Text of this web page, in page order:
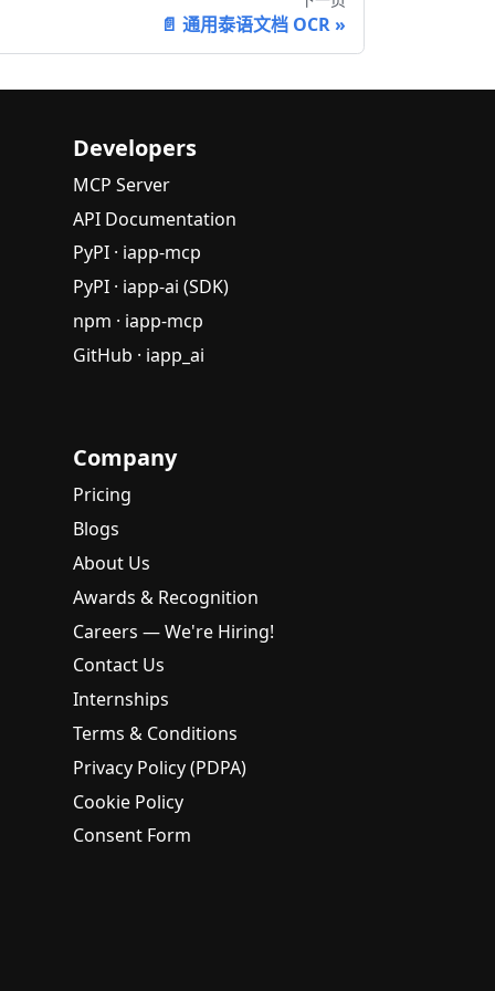
📄 通用泰语文档 OCR
Developers
MCP Server
API Documentation
PyPI · iapp-mcp
PyPI · iapp-ai (SDK)
npm · iapp-mcp
GitHub · iapp_ai
Company
Pricing
Blogs
About Us
Awards & Recognition
Careers — We're Hiring!
Contact Us
Internships
Terms & Conditions
Privacy Policy (PDPA)
Cookie Policy
Consent Form